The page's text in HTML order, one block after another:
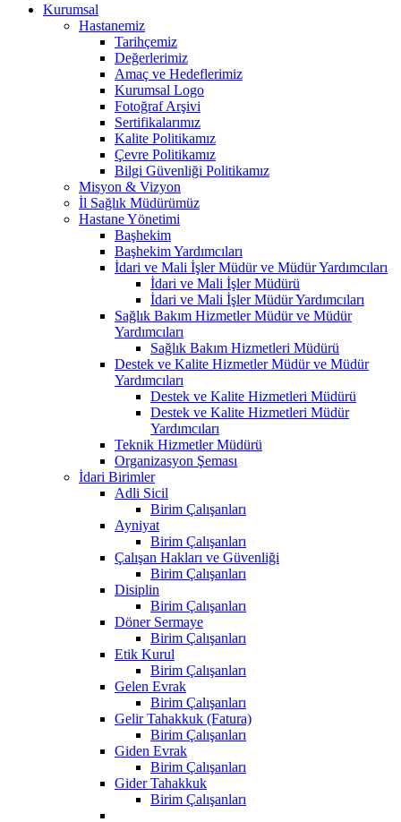
Kurumsal
Hastanemiz
Tarihçemiz
Değerlerimiz
Amaç ve Hedeflerimiz
Kurumsal Logo
Fotoğraf Arşivi
Sertifikalarımız
Kalite Politikamız
Çevre Politikamız
Bilgi Güvenliği Politikamız
Misyon & Vizyon
İl Sağlık Müdürümüz
Hastane Yönetimi
Başhekim
Başhekim Yardımcıları
İdari ve Mali İşler Müdür ve Müdür Yardımcıları
İdari ve Mali İşler Müdürü
İdari ve Mali İşler Müdür Yardımcıları
Sağlık Bakım Hizmetler Müdür ve Müdür
Yardımcıları
Sağlık Bakım Hizmetleri Müdürü
Destek ve Kalite Hizmetler Müdür ve Müdür
Yardımcıları
Destek ve Kalite Hizmetleri Müdürü
Destek ve Kalite Hizmetleri Müdür
Yardımcıları
Teknik Hizmetler Müdürü
Organizasyon Şeması
İdari Birimler
Adli Sicil
Birim Çalışanları
Ayniyat
Birim Çalışanları
Çalışan Hakları ve Güvenliği
Birim Çalışanları
Disiplin
Birim Çalışanları
Döner Sermaye
Birim Çalışanları
Etik Kurul
Birim Çalışanları
Gelen Evrak
Birim Çalışanları
Gelir Tahakkuk (Fatura)
Birim Çalışanları
Giden Evrak
Birim Çalışanları
Gider Tahakkuk
Birim Çalışanları